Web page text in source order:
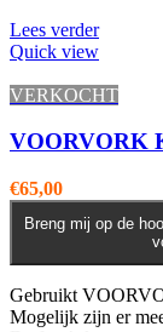
Lees verder
Quick view
VERKOCHT
VOORVORK
€65,00
Breng mij op de
Gebruikt
Mogelijk zijn er